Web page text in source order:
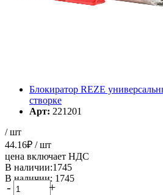
Блокиратор REZE
створке
Арт: 221201
/ шт
44.16₽ / шт
цена включает НДС
В наличии:1745
В наличии: 1745
- +